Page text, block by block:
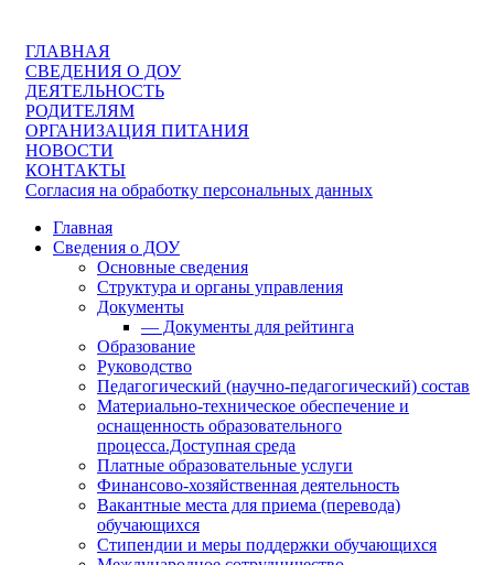
ГЛАВНАЯ
СВЕДЕНИЯ О ДОУ
ДЕЯТЕЛЬНОСТЬ
РОДИТЕЛЯМ
ОРГАНИЗАЦИЯ ПИТАНИЯ
НОВОСТИ
КОНТАКТЫ
Согласия на обработку персональных данных
Главная
Сведения о ДОУ
Основные сведения
Структура и органы управления
Документы
— Документы для рейтинга
Образование
Руководство
Педагогический (научно-педагогический) состав
Материально-техническое обеспечение и
оснащенность образовательного
процесса.Доступная среда
Платные образовательные услуги
Финансово-хозяйственная деятельность
Вакантные места для приема (перевода)
обучающихся
Стипендии и меры поддержки обучающихся